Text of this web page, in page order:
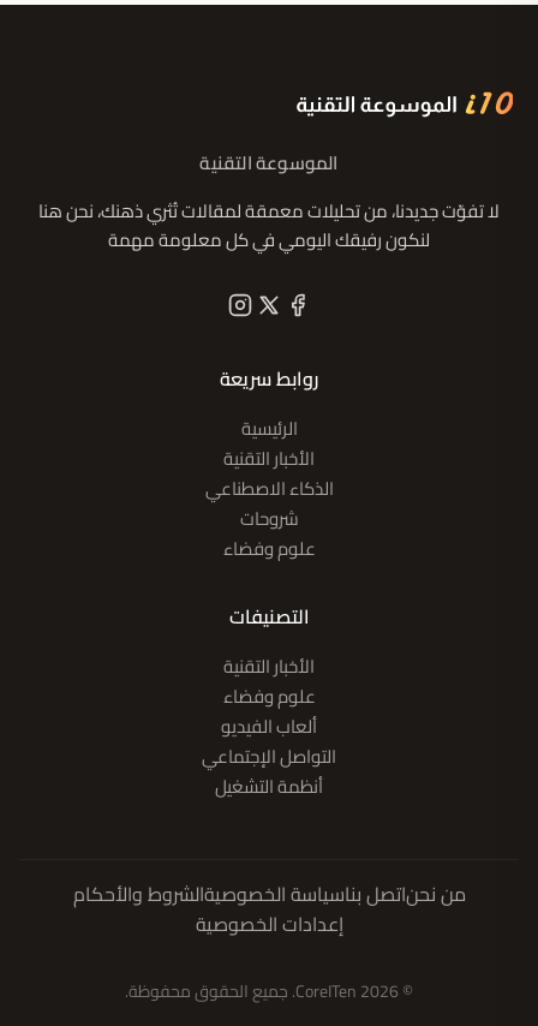
الموسوعة التقنية
لا تفوّت جديدنا، من تحليلات معمقة لمقالات تُثري ذهنك، نحن هنا
لنكون رفيقك اليومي في كل معلومة مهمة
روابط سريعة
الرئيسية
الأخبار التقنية
الذكاء الاصطناعي
شروحات
علوم وفضاء
التصنيفات
الأخبار التقنية
علوم وفضاء
ألعاب الفيديو
التواصل الإجتماعي
أنظمة التشغيل
من نحناتصل بناسياسة الخصوصيةالشروط والأحكام
إعدادات الخصوصية
© 2026 CoreITen. جميع الحقوق محفوظة.